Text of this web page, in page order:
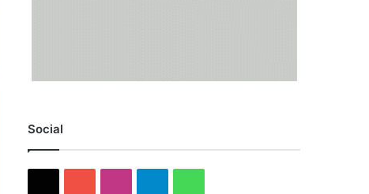
Social